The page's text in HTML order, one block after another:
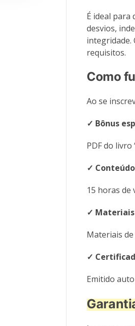
É ideal para
desvios,
integridade.
requisitos.
Como
Ao se
✓ Bônus
PDF do
✓
15 horas de
✓ Materiais
Materiais
✓
Emitido